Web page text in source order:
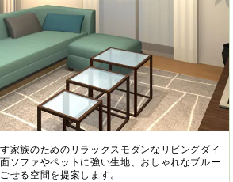
家族のためのリラックスモダンなリビングダイ
ソファやペットに強い生地、おしゃれなブルー
せる空間を提案します。